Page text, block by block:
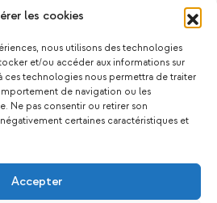
les cookies
nous utilisons des technologies
et/ou accéder aux informations sur
ces technologies nous permettra de traiter
de navigation ou les
Ne pas consentir ou retirer son
certaines caractéristiques et
Accepter
30 janvier-Créer Fabriquer & Bri…
visage : Un moment pour se
chaque participante a pu
propre masque visage, en fonction